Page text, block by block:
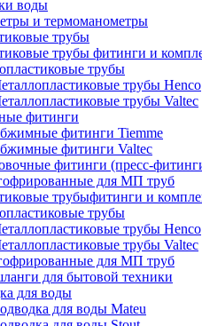
воды
и термоманометры
трубы
трубы фитинги и
трубы
трубы Henco
трубы Valtec
фитинги
фитинги Tiemme
фитинги Valtec
фитинги (пресс-
для МП труб
трубыфитинги и
трубы
трубы Henco
трубы Valtec
для МП труб
для бытовой техники
для воды
для воды Mateu